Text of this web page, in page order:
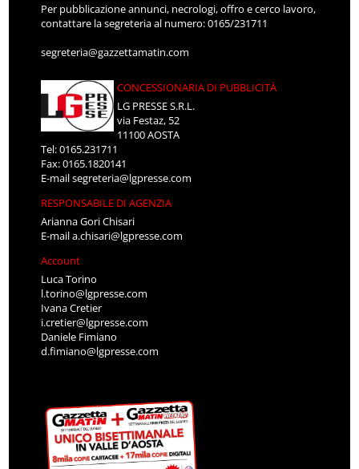
Per pubblicazione annunci, necrologi, offro e cerco lavoro,
contattare la segreteria al numero: 0165/231711
segreteria@gazzettamatin.com
CONCESSIONARIA DI PUBBLICITÀ
LG PRESSE S.R.L.
via Festaz, 52
11100 AOSTA
Tel: 0165.231711
Fax: 0165.1820141
E-mailsegreteria@lgpresse.com
RESPONSABILE DI AGENZIA
Arianna Gori Chisari
E-maila.chisari@lgpresse.com
Account
Luca Torino
l.torino@lgpresse.com
Ivana Cretier
i.cretier@lgpresse.com
Daniele Fimiano
d.fimiano@lgpresse.com